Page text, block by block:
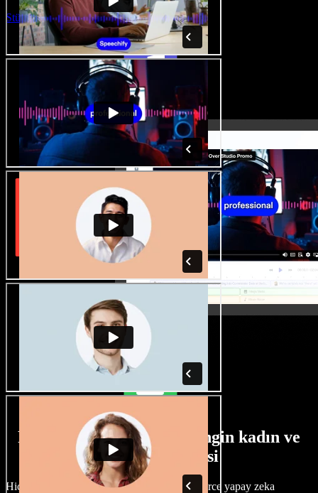
Stüdyoyu Başlat
Farklı aksanlara sahip zengin kadın ve
erkek ses seçkisi
Hiçbir proje aynı olmak zorunda değil. Yüzlerce yapay zeka